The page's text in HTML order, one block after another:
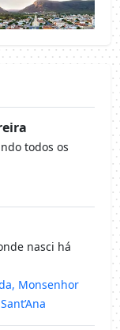
todos os
nasci há
Monsenhor